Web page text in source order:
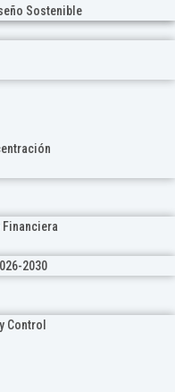
Sostenible
2030
Control